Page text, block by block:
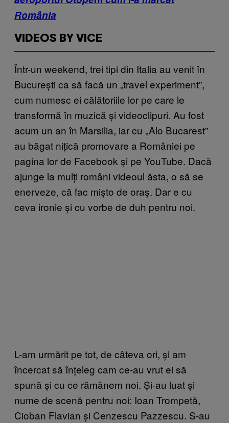
România
VIDEOS BY VICE
Într-un weekend, trei tipi din Italia au venit în
București ca să facă un „travel experiment”,
cum numesc ei călătoriile lor pe care le
transformă în muzică și videoclipuri. Au fost
acum un an în Marsilia, iar cu „Alo Bucarest”
au băgat nițică promovare a României pe
pagina lor de Facebook și pe YouTube. Dacă
ajunge la mulți români videoul ăsta, o să se
enerveze, că fac mișto de oraș. Dar e cu
ceva ironie și cu vorbe de duh pentru noi.
L-am urmărit pe tot, de câteva ori, și am
încercat să înțeleg cam ce-au vrut ei să
spună și cu ce rămânem noi. Și-au luat și
nume de scenă pentru noi: Ioan Trompetă,
Cioban Flavian și Cenzescu Pazzescu. S-au